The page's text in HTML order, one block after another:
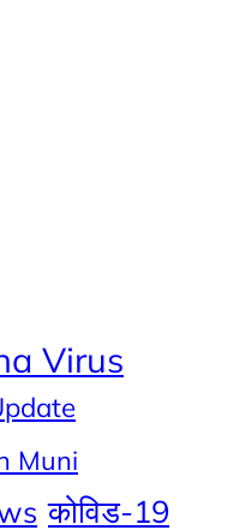
Virus
Muni
कोविड-19